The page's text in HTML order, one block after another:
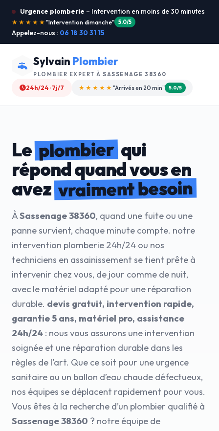
Urgence plomberie – Intervention en moins de 30 minutes
★★★★★"Je recommande !" 4.9/5
Appelez-nous : 06 18 30 31 15
Sylvain Plombier
PLOMBIER EXPERT À SASSENAGE 38360
24h/24 · 7j/7 ★★★★☆ "Devis gratuit" 4.8/5
Leplombierqui
répond quand vous en
avezvraiment besoin
ÀSassenage 38360, quand une fuite ou une
panne survient, chaque minute compte. notre
intervention plomberie 24h/24 ou nos
techniciens en assainissement se tient prête à
intervenir chez vous, de jour comme de nuit,
avec le matériel adapté pour une réparation
durable. devis gratuit, intervention rapide,
garantie 5 ans, matériel pro, assistance
24h/24 : nous vous assurons une intervention
soignée et une réparation durable dans les
règles de l'art. Que ce soit pour une urgence
sanitaire ou un ballon d’eau chaude défectueux,
nos équipes se déplacent rapidement pour vous.
Vous êtes à la recherche d’un plombier qualifié à
Sassenage 38360 ? notre équipe de